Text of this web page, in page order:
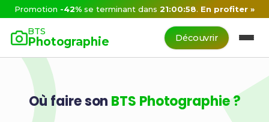
Promotion -42% se terminant dans21:00:57. En profiter »
BTS
Photographie Découvrir
Où faire son BTS Photographie ?